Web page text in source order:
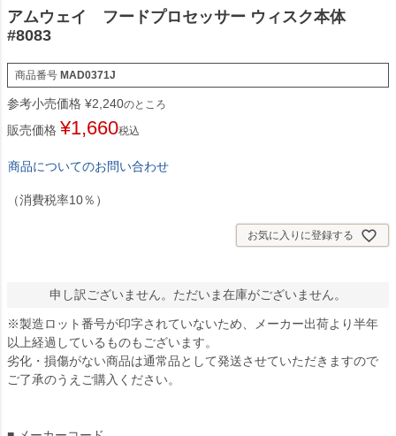
アムウェイ フードプロセッサー ウィスク本体
#8083
商品番号 MAD0371J
参考小売価格 ¥2,240のところ
販売価格 ¥1,660税込
商品についてのお問い合わせ
（消費税率10％）
お気に入りに登録する
申し訳ございません。ただいま在庫がございません。
※製造ロット番号が印字されていないため、メーカー出荷より半年
以上経過しているものもございます。
劣化・損傷がない商品は通常品として発送させていただきますので
ご了承のうえご購入ください。